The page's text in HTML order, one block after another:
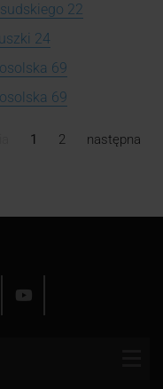
22
24
69
69
1 2 następna